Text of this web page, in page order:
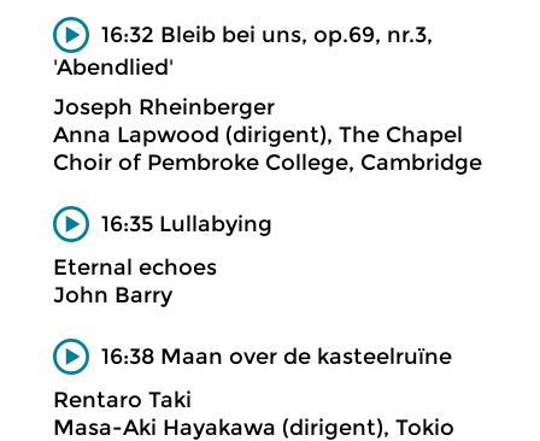
16:32 Bleib bei uns, op.69, nr.3,
'Abendlied'
Joseph Rheinberger
Anna Lapwood (dirigent), The Chapel
Choir of Pembroke College, Cambridge
16:35 Lullabying
Eternal echoes
John Barry
16:38 Maan over de kasteelruïne
Rentaro Taki
Masa-Aki Hayakawa (dirigent), Tokio